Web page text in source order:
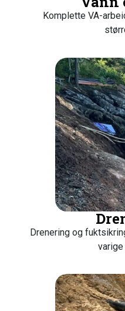
Komplette VA-
Drenering og
varige